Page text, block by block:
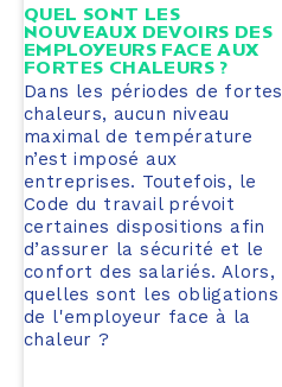
QUEL SONT LES
NOUVEAUX DEVOIRS DES
EMPLOYEURS FACE AUX
FORTES CHALEURS ?
Dans les périodes de fortes
chaleurs, aucun niveau
maximal de température
n’est imposé aux
entreprises. Toutefois, le
Code du travail prévoit
certaines dispositions afin
d’assurer la sécurité et le
confort des salariés. Alors,
quelles sont les obligations
de l'employeur face à la
chaleur ?